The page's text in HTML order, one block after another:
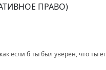
ПРАВО)
если б ты был уверен, что ты